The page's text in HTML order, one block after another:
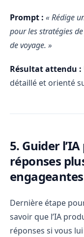
Prompt : « Rédige
pour les stratégies
de voyage. »
Résultat attendu :
détaillé et orienté
5. Guider
réponses
engageantes
Dernière étape
savoir que l’IA
réponses si vous